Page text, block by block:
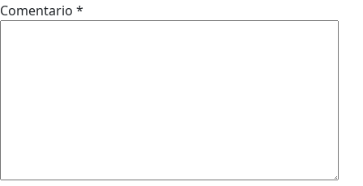
Comentario *